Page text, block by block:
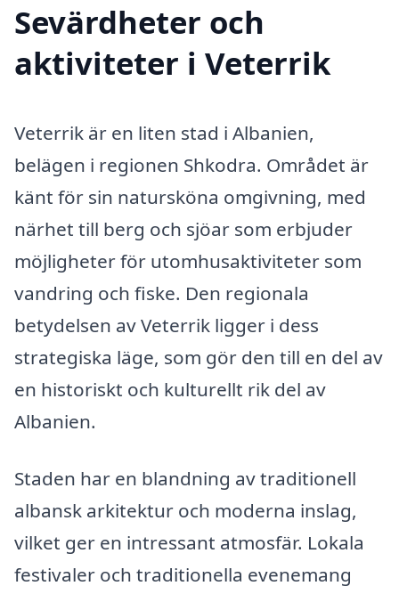
Sevärdheter och
aktiviteter i Veterrik
Veterrik är en liten stad i Albanien,
belägen i regionen Shkodra. Området är
känt för sin natursköna omgivning, med
närhet till berg och sjöar som erbjuder
möjligheter för utomhusaktiviteter som
vandring och fiske. Den regionala
betydelsen av Veterrik ligger i dess
strategiska läge, som gör den till en del av
en historiskt och kulturellt rik del av
Albanien.
Staden har en blandning av traditionell
albansk arkitektur och moderna inslag,
vilket ger en intressant atmosfär. Lokala
festivaler och traditionella evenemang